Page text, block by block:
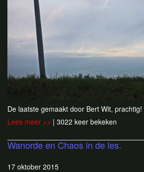
De laatste gemaakt door Bert Wit, prachtig!
Lees meer >> | 3022 keer bekeken
Wanorde en Chaos in de les.
17 oktober 2015